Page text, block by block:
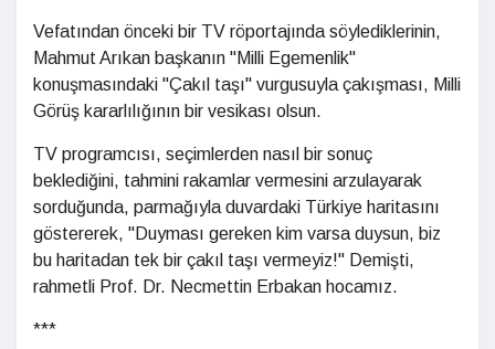
Vefatından önceki bir TV röportajında söylediklerinin,
Mahmut Arıkan başkanın "Milli Egemenlik"
konuşmasındaki "Çakıl taşı" vurgusuyla çakışması, Milli
Görüş kararlılığının bir vesikası olsun.
TV programcısı, seçimlerden nasıl bir sonuç
beklediğini, tahmini rakamlar vermesini arzulayarak
sorduğunda, parmağıyla duvardaki Türkiye haritasını
göstererek, "Duyması gereken kim varsa duysun, biz
bu haritadan tek bir çakıl taşı vermeyiz!" Demişti,
rahmetli Prof. Dr. Necmettin Erbakan hocamız.
***